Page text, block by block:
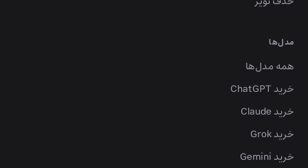
مدل‌ها
همه مدل‌ها
خرید ChatGPT
خرید Claude
خرید Grok
خرید Gemini